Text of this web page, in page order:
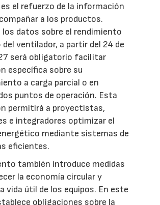
el refuerzo de la información
a los productos.
los datos sobre el rendimiento
ventilador, a partir del 24 de
será obligatorio facilitar
específica sobre su
a carga parcial o en
puntos de operación. Esta
permitirá a proyectistas,
e integradores optimizar el
mediante sistemas de
eficientes.
también introduce medidas
la economía circular y
vida útil de los equipos. En este
obligaciones sobre la